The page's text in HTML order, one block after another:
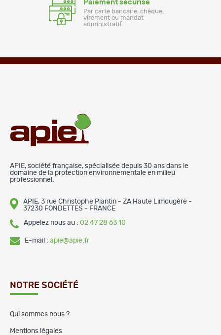
Paiement sécurisé
Par carte bancaire, chèque,
virement ou mandat
administratif.
APIE, société française, spécialisée depuis 30 ans dans le
domaine de la protection environnementale en milieu
professionnel.
APIE, 3 rue Christophe Plantin - ZA Haute Limougère -
37230 FONDETTES - FRANCE
Appelez nous au : 02 47 28 63 10
E-mail : apie@apie.fr
NOTRE SOCIÉTÉ
Qui sommes nous ?
Mentions légales